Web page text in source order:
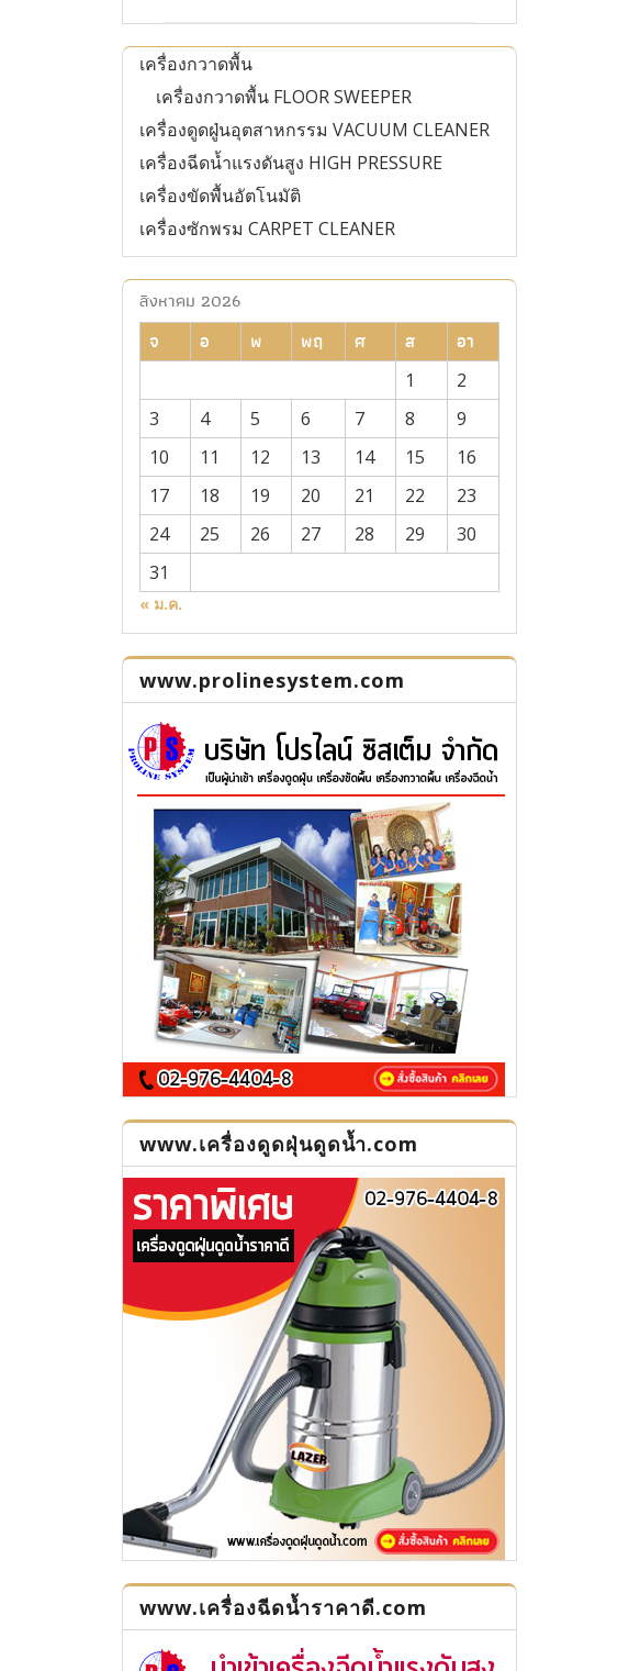
เครื่องกวาดพื้น
เครื่องกวาดพื้น FLOOR SWEEPER
เครื่องดูดฝู่นอุตสาหกรรม VACUUM CLEANER
เครื่องฉีดน้ำแรงดันสูง HIGH PRESSURE
เครื่องขัดพื้นอัตโนมัติ
เครื่องซักพรม CARPET CLEANER
สิงหาคม 2026
จ
อ พ พฤ ศ ส อา
1
2
3
4 5 6 7 8
9
10
11 12 13 14 15
16
17
18 19 20 21 22
23
24
25 26 27 28 29
30
31
« ม.ค.
www.prolinesystem.com
www.เครื่องดูดฝุ่นดูดน้ำ.com
www.เครื่องฉีดน้ำราคาดี.com